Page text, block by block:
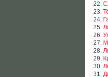
22.
23.
24.
25.
26.
27.
28.
29.
30.
31.